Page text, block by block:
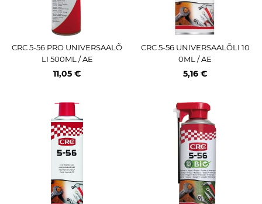
CRC 5-56 PRO UNIVERSAALÕ
LI 500ML / AE
11,05 €
CRC 5-56 UNIVERSAALÕLI 10
0ML / AE
5,16 €